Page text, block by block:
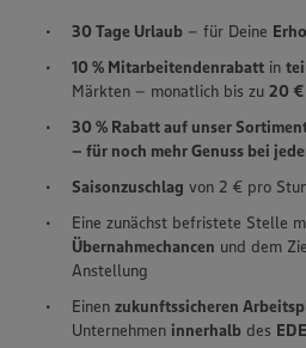
30 Tage Urlaub – für Deine
10 % Mitarbeitendenrabatt in
Märkten – monatlich bis zu 20 €
30 % Rabatt auf unser
– für noch mehr Genuss bei
Saisonzuschlag von 2 € pro
Eine zunächst befristete Stelle
Übernahmechancen und dem
Anstellung
Einen zukunftssicheren
Unternehmen innerhalb des